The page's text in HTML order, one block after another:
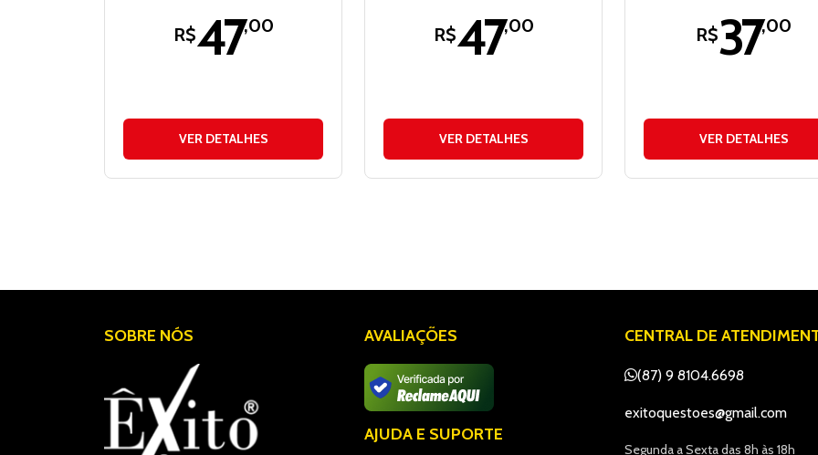
R$47,00
VER DETALHES
R$47,00
VER DETALHES
R$37,00
VER DETALHES
SOBRE NÓS AVALIAÇÕES
AJUDA E SUPORTE
CENTRAL DE
(87) 9 8104.6698
exitoquestoes@gmail.com
Segunda a Sexta das 8h às 18h